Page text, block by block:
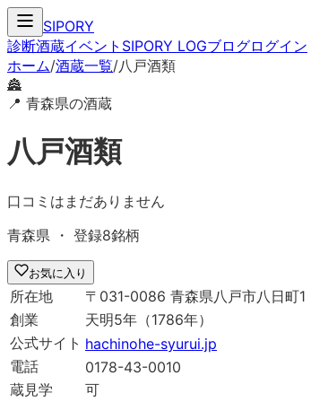
SIPORY
診断酒蔵イベント SIPORY LOGブログログイン
ホーム/酒蔵一覧/八戸酒類
🏯
📍 青森県の酒蔵
八戸酒類
口コミはまだありません
青森県 ・ 登録8銘柄
お気に入り
所在地 〒 031-0086 青森県八戸市八日町1
創業
天明5年 （1786年）
公式サイト hachinohe-syurui.jp
電話
0178-43-0010
蔵見学
可